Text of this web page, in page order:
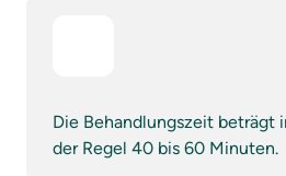
Die Behandlungszeit beträgt
der Regel 40 bis 60 Minuten.